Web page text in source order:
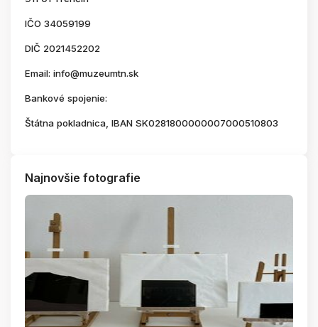
IČO 34059199
DIČ 2021452202
Email: info@muzeumtn.sk
Bankové spojenie:
Štátna pokladnica, IBAN SK0281800000007000510803
Najnovšie fotografie